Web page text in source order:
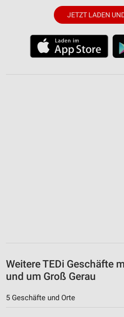
JETZT LADEN
Weitere TEDi Geschäfte
und um Groß Gerau
5 Geschäfte und Orte